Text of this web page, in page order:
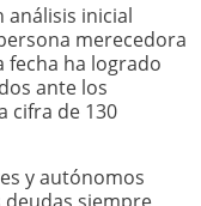
análisis inicial
merecedora
fecha ha logrado
ante los
cifra de 130
y autónomos